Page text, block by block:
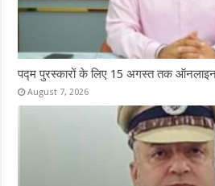
पद्म पुरस्कारों के लिए 15 अगस्त तक
August 7, 2026